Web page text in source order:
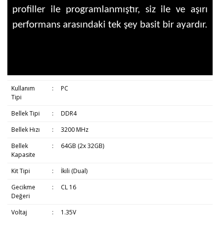
profiller ile programlanmıştır, siz ile ve aşırı
performans arasındaki tek şey basit bir ayardır.
Kullanım
Tipi
: PC
Bellek Tipi :
DDR4
Bellek Hızı
:
3200 MHz
Bellek
Kapasite
: 64GB (2x 32GB)
Kit Tipi :
İkili (Dual)
Gecikme
Değeri
: CL 16
Voltaj : 1.35V